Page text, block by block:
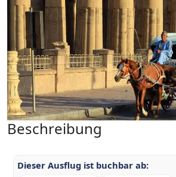
Beschreibung
Dieser Ausflug ist buchbar ab: